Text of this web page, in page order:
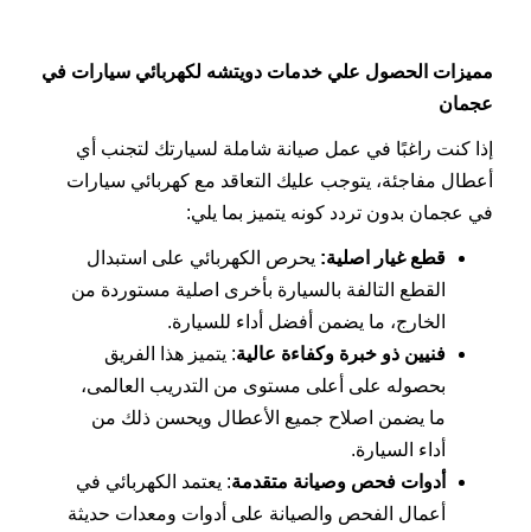
مميزات الحصول علي خدمات دويتشه لكهربائي سيارات في
عجمان
إذا كنت راغبًا في عمل صيانة شاملة لسيارتك لتجنب أي
أعطال مفاجئة، يتوجب عليك التعاقد مع كهربائي سيارات
في عجمان بدون تردد كونه يتميز بما يلي:
قطع غيار اصلية: يحرص الكهربائي على استبدال
القطع التالفة بالسيارة بأخرى اصلية مستوردة من
الخارج، ما يضمن أفضل أداء للسيارة.
فنيين ذو خبرة وكفاءة عالية: يتميز هذا الفريق
بحصوله على أعلى مستوى من التدريب العالمى،
ما يضمن اصلاح جميع الأعطال ويحسن ذلك من
أداء السيارة.
أدوات فحص وصيانة متقدمة: يعتمد الكهربائي في
أعمال الفحص والصيانة على أدوات ومعدات حديثة